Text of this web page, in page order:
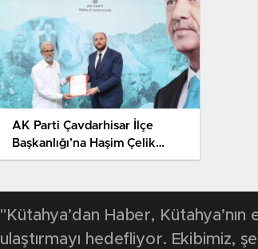
AK Parti Çavdarhisar İlçe
Başkanlığı’na Haşim Çelik
atandı
"Kütahya’dan Haber,
ulaştırmayı hedefliyor. Ekibimiz,